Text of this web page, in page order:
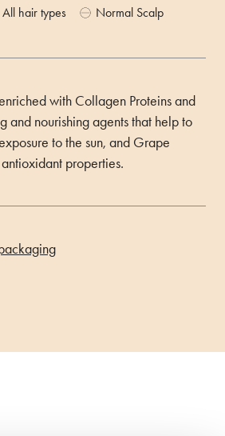
All hair types Normal Scalp
with Collagen Proteins and
and nourishing agents that help to
to the sun, and Grape
properties.